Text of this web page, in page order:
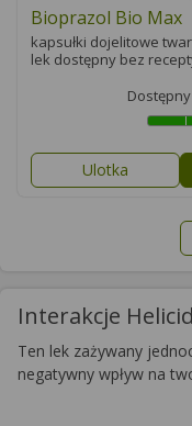
Bioprazol Bio Max
kapsułki dojelitowe
lek dostępny bez
Ulotka
Interakcje
Ten lek zażywany
negatywny wpływ na